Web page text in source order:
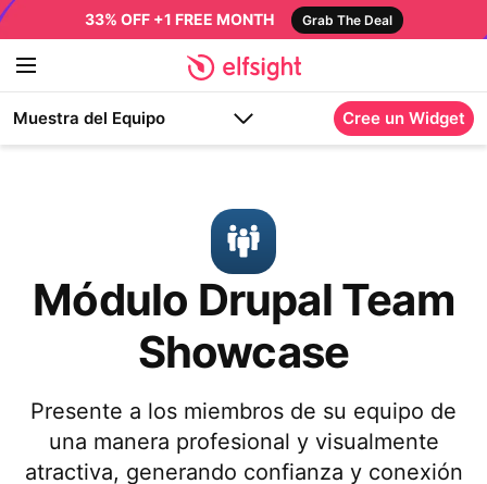
33% OFF +1 FREE MONTH Grab The Deal
Muestra del Equipo Cree un Widget
Módulo Drupal Team
Showcase
Presente a los miembros de su equipo de
una manera profesional y visualmente
atractiva, generando confianza y conexión